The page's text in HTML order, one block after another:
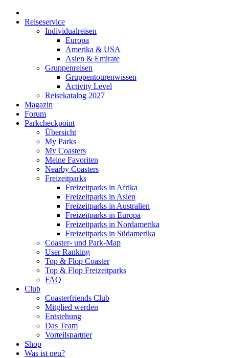
Reiseservice
Individualreisen
Europa
Amerika & USA
Asien & Emirate
Gruppenreisen
Gruppentourenwissen
Activity Level
Reisekatalog 2027
Magazin
Forum
Parkcheckpoint
Übersicht
My Parks
My Coasters
Meine Favoriten
Nearby Coasters
Freizeitparks
Freizeitparks in Afrika
Freizeitparks in Asien
Freizeitparks in Australien
Freizeitparks in Europa
Freizeitparks in Nordamerika
Freizeitparks in Südamerika
Coaster- und Park-Map
User Ranking
Top & Flop Coaster
Top & Flop Freizeitparks
FAQ
Club
Coasterfriends Club
Mitglied werden
Entstehung
Das Team
Vorteilspartner
Shop
Was ist neu?